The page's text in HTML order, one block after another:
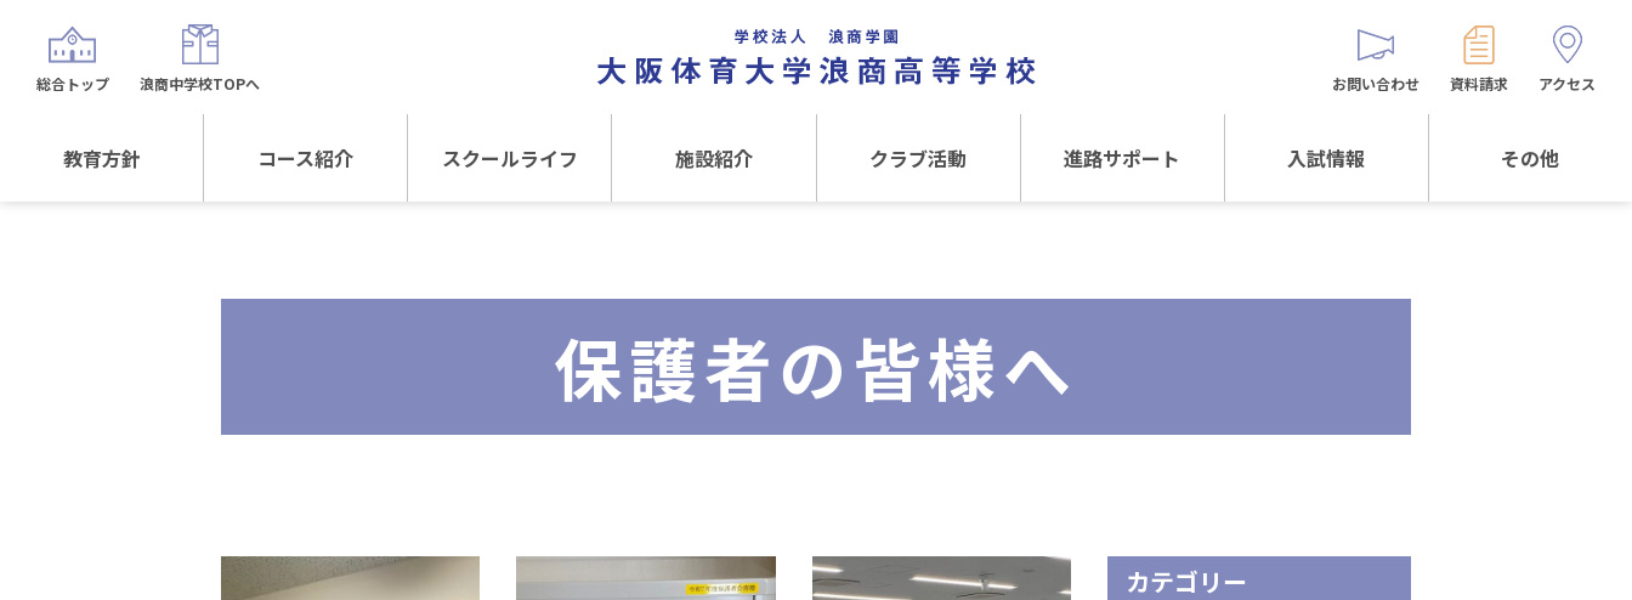
教育方針 コース紹介 スクールライフ 施設紹介 クラブ活動
文化クラブ
進路サポート
内部進学について
入試情報 その他
お問い合わせ 資料請求 アクセス
総合トップ 浪商中学校TOPへ
保護者の皆様へ
カテゴリー